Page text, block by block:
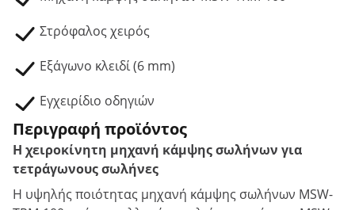
Στρόφαλος χειρός
Εξάγωνο κλειδί (6 mm)
Εγχειρίδιο οδηγιών
Περιγραφή προϊόντος
Η χειροκίνητη μηχανή κάμψης σωλήνων για
τετράγωνους σωλήνες
Η υψηλής ποιότητας μηχανή κάμψης σωλήνων MSW-